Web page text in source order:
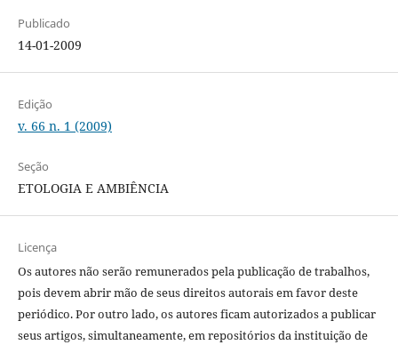
Publicado
14-01-2009
Edição
v. 66 n. 1 (2009)
Seção
ETOLOGIA E AMBIÊNCIA
Licença
Os autores não serão remunerados pela publicação de trabalhos,
pois devem abrir mão de seus direitos autorais em favor deste
periódico. Por outro lado, os autores ficam autorizados a publicar
seus artigos, simultaneamente, em repositórios da instituição de